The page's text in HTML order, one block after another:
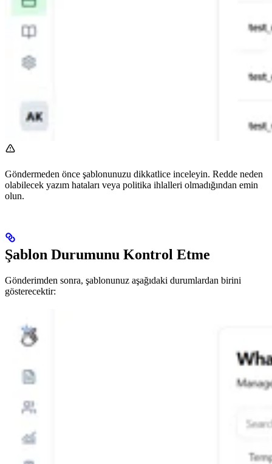
Göndermeden önce şablonunuzu dikkatlice inceleyin. Redde neden
olabilecek yazım hataları veya politika ihlalleri olmadığından emin
olun.
Şablon Durumunu Kontrol Etme
Gönderimden sonra, şablonunuz aşağıdaki durumlardan birini
gösterecektir: